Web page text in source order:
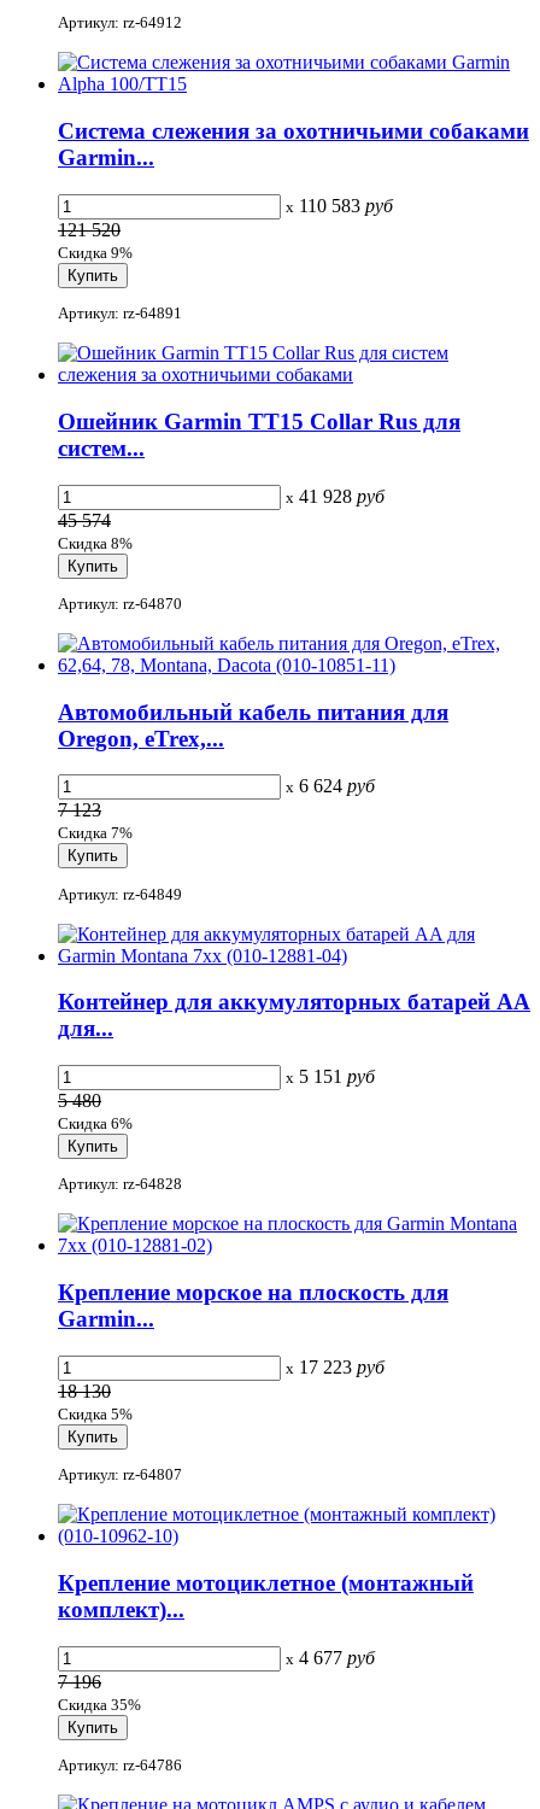
Артикул: rz-64912
Система слежения за охотничьими собаками
Garmin...
x 110 583 руб
121 520
Скидка 9%
Артикул: rz-64891
Ошейник Garmin TT15 Collar Rus для
систем...
x 41 928 руб
45 574
Скидка 8%
Артикул: rz-64870
Автомобильный кабель питания для
Oregon, eTrex,...
x 6 624 руб
7 123
Скидка 7%
Артикул: rz-64849
Контейнер для аккумуляторных батарей AA
для...
x 5 151 руб
5 480
Скидка 6%
Артикул: rz-64828
Крепление морское на плоскость для
Garmin...
x 17 223 руб
18 130
Скидка 5%
Артикул: rz-64807
Крепление мотоциклетное (монтажный
комплект)...
x 4 677 руб
7 196
Скидка 35%
Артикул: rz-64786